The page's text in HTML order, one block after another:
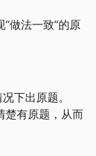
做法一致”的原
下出原题。
楚有原题，从而